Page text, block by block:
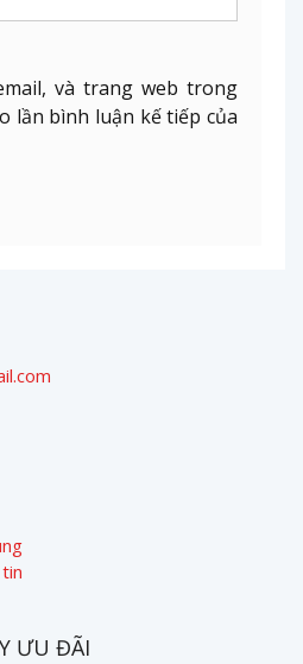
và trang web trong
lần bình luận kế tiếp của
ƯU ĐÃI